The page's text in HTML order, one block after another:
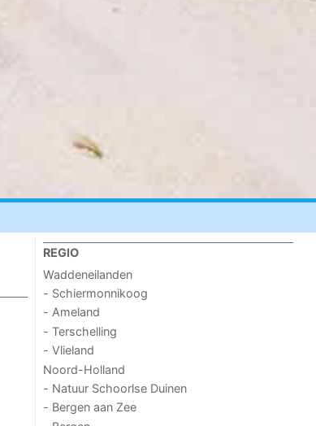
REGIO
Waddeneilanden
- Schiermonnikoog
- Ameland
- Terschelling
- Vlieland
Noord-Holland
- Natuur Schoorlse Duinen
- Bergen aan Zee